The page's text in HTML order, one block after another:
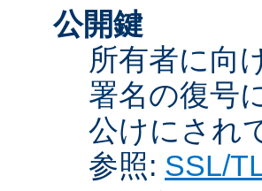
公開鍵
所有者に向
署名の復号
公けにされ
参照: SSL/